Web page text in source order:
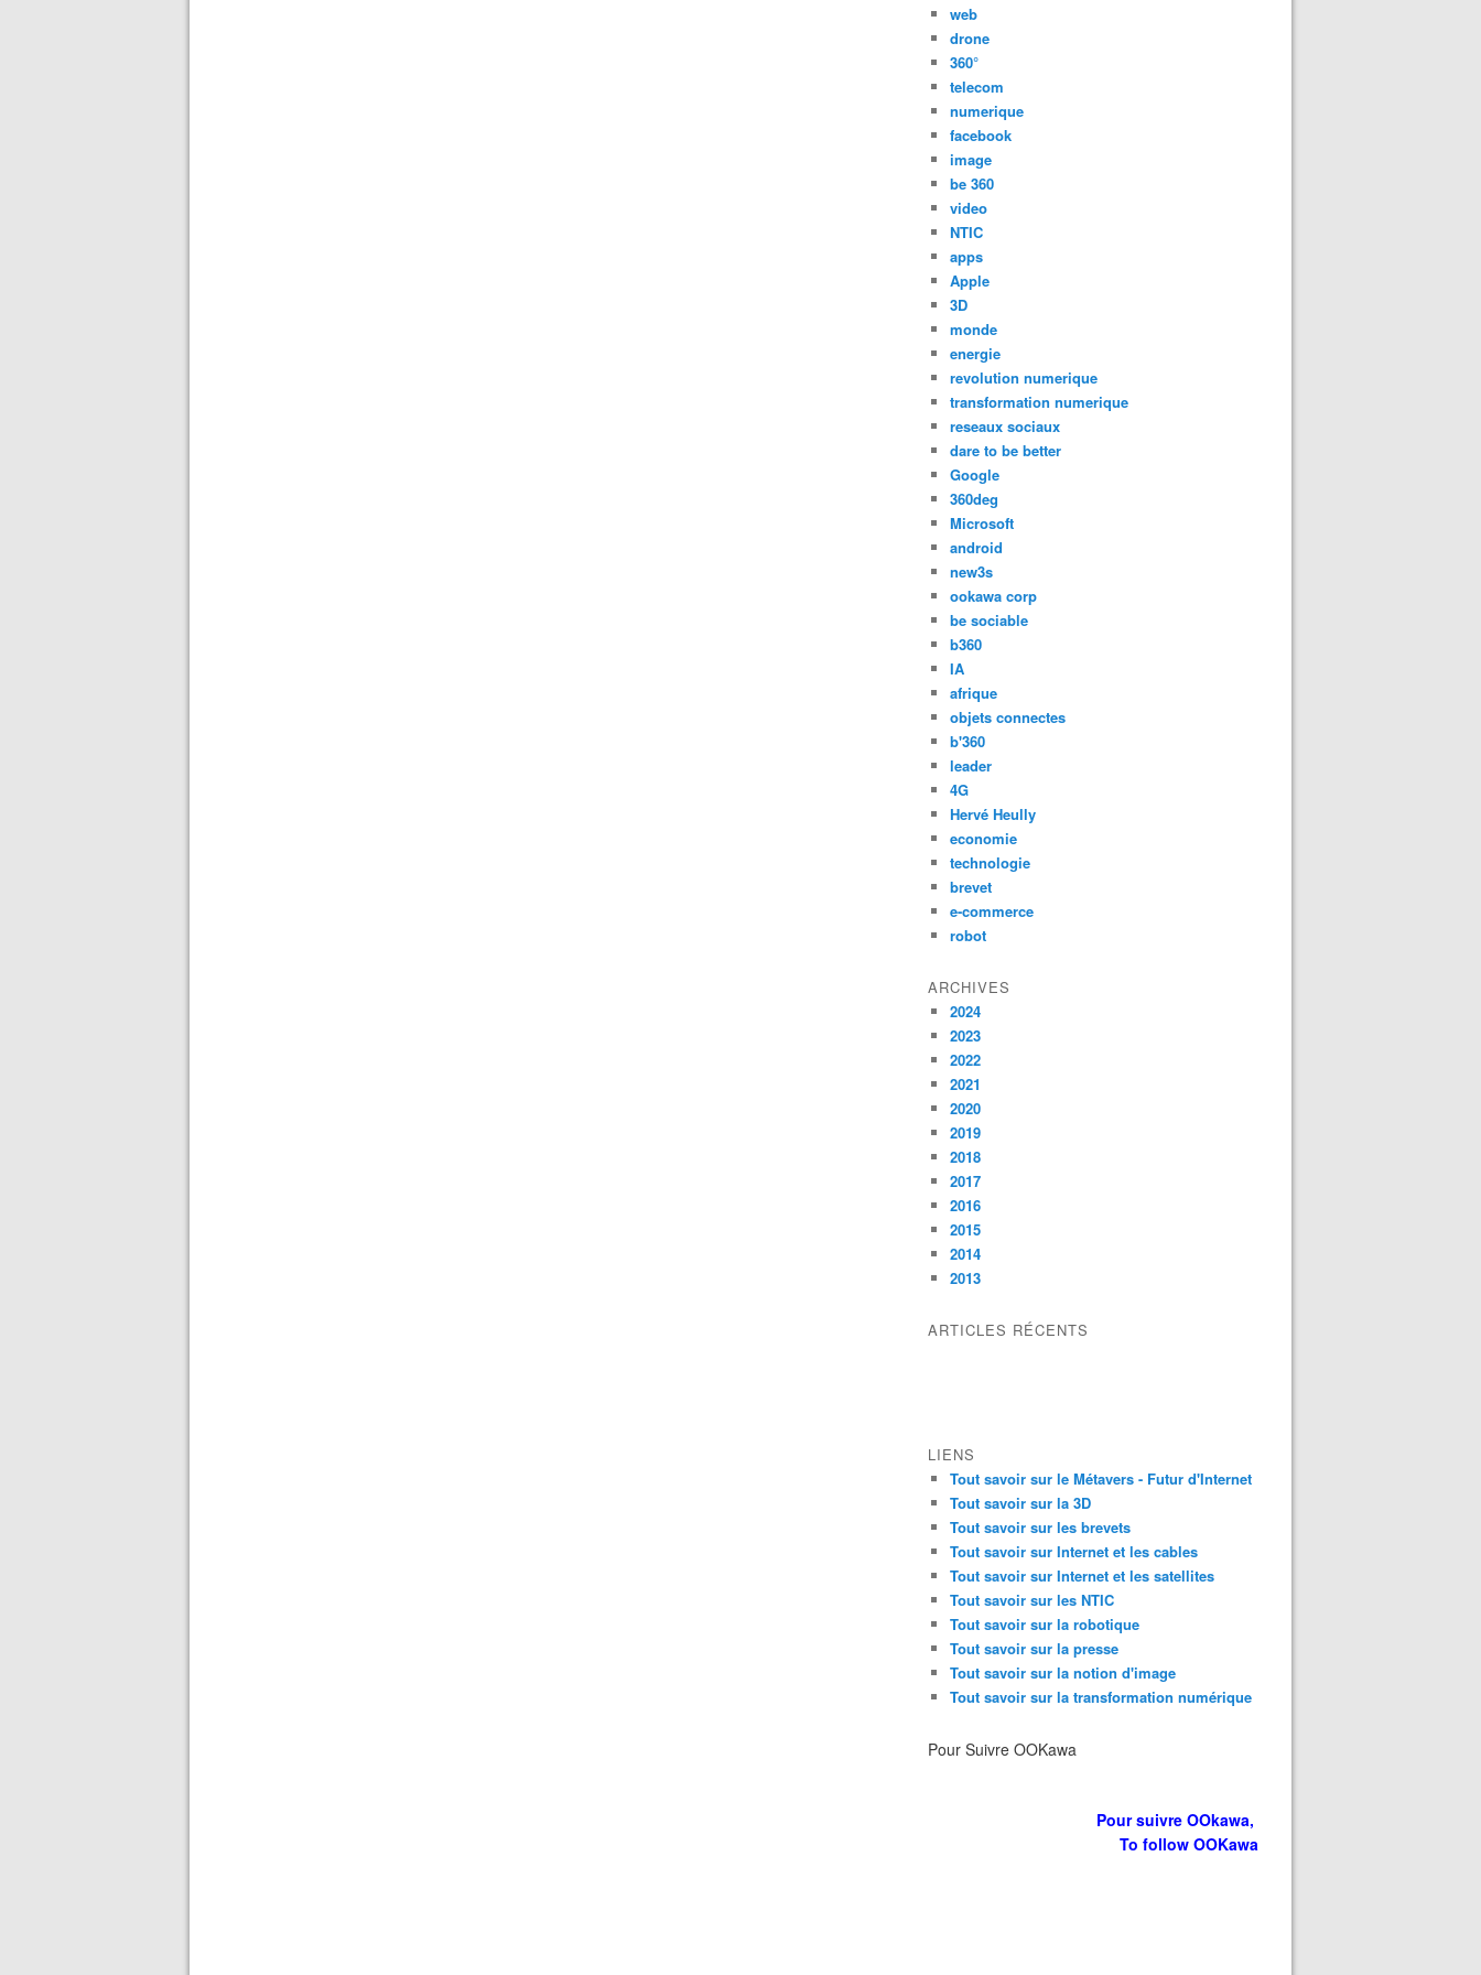
web
drone
360°
telecom
numerique
facebook
image
be 360
video
NTIC
apps
Apple
3D
monde
energie
revolution numerique
transformation numerique
reseaux sociaux
dare to be better
Google
360deg
Microsoft
android
new3s
ookawa corp
be sociable
b360
IA
afrique
objets connectes
b'360
leader
4G
Hervé Heully
economie
technologie
brevet
e-commerce
robot
ARCHIVES
2024
2023
2022
2021
2020
2019
2018
2017
2016
2015
2014
2013
ARTICLES RÉCENTS
LIENS
Tout savoir sur le Métavers - Futur d'Internet
Tout savoir sur la 3D
Tout savoir sur les brevets
Tout savoir sur Internet et les cables
Tout savoir sur Internet et les satellites
Tout savoir sur les NTIC
Tout savoir sur la robotique
Tout savoir sur la presse
Tout savoir sur la notion d'image
Tout savoir sur la transformation numérique
Pour Suivre OOKawa
Pour suivre OOkawa,
To follow OOKawa